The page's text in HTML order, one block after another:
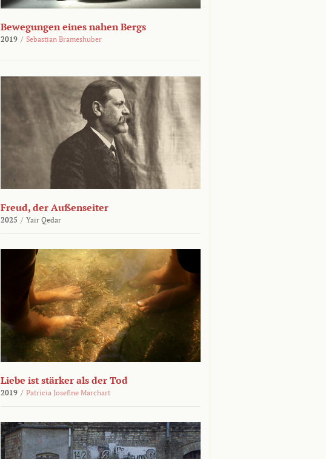
Bewegungen eines nahen Bergs
2019 / Sebastian Brameshuber
Freud, der Außenseiter
2025 / Yair Qedar
Liebe ist stärker als der Tod
2019 / Patricia Josefine Marchart